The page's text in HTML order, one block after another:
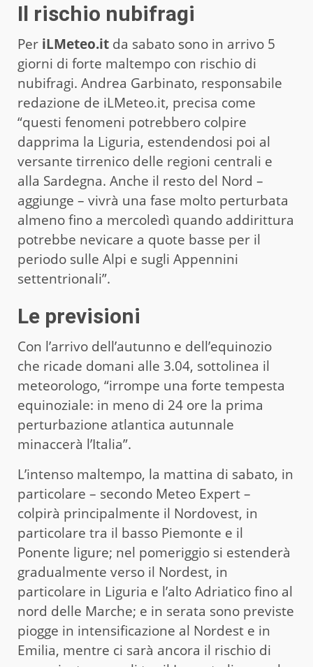
Il rischio nubifragi
Per iLMeteo.it da sabato sono in arrivo 5
giorni di forte maltempo con rischio di
nubifragi. Andrea Garbinato, responsabile
redazione de iLMeteo.it, precisa come
“questi fenomeni potrebbero colpire
dapprima la Liguria, estendendosi poi al
versante tirrenico delle regioni centrali e
alla Sardegna. Anche il resto del Nord –
aggiunge – vivrà una fase molto perturbata
almeno fino a mercoledì quando addirittura
potrebbe nevicare a quote basse per il
periodo sulle Alpi e sugli Appennini
settentrionali”.
Le previsioni
Con l’arrivo dell’autunno e dell’equinozio
che ricade domani alle 3.04, sottolinea il
meteorologo, “irrompe una forte tempesta
equinoziale: in meno di 24 ore la prima
perturbazione atlantica autunnale
minaccerà l’Italia”.
L’intenso maltempo, la mattina di sabato, in
particolare – secondo Meteo Expert –
colpirà principalmente il Nordovest, in
particolare tra il basso Piemonte e il
Ponente ligure; nel pomeriggio si estenderà
gradualmente verso il Nordest, in
particolare in Liguria e l’alto Adriatico fino al
nord delle Marche; e in serata sono previste
piogge in intensificazione al Nordest e in
Emilia, mentre ci sarà ancora il rischio di